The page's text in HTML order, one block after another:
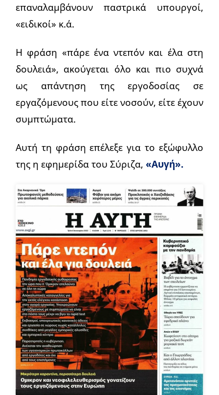
επαναλαμβάνουν παστρικά υπουργοί,
«ειδικοί» κ.ά.
Η φράση «πάρε ένα ντεπόν και έλα στη
δουλειά», ακούγεται όλο και πιο συχνά
ως απάντηση της εργοδοσίας σε
εργαζόμενους που είτε νοσούν, είτε έχουν
συμπτώματα.
Αυτή τη φράση επέλεξε για το εξώφυλλο
της η εφημερίδα του Σύριζα, «Αυγή».